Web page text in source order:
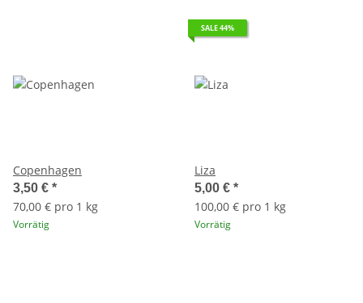
Copenhagen
3,50 € *
70,00 € pro 1 kg
Vorrätig
SALE 44%
Liza
5,00 € *
100,00 € pro 1 kg
Vorrätig